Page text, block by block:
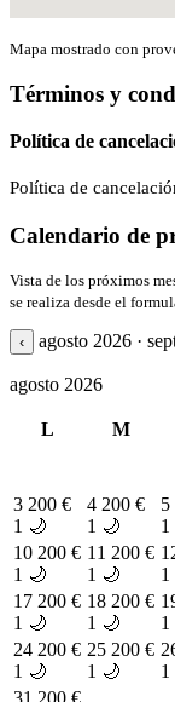
Mapa mostrado con
Términos y
Política de
Política de
Calendario de
Vista de los próximos
se realiza desde el
‹ agosto 2026 ·
agosto 2026
L M
3 200 €
1 🌙
4 200 €
1 🌙
5
1
10 200 €
1 🌙
11 200 €
1 🌙
1
17 200 €
1 🌙
18 200 €
1 🌙
1
24 200 €
1 🌙
25 200 €
1 🌙
1
31 200 €